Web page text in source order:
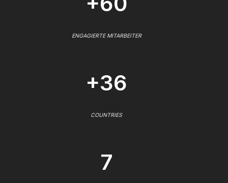
ENGAGIERTE MITARBEITER
+36
COUNTRIES
7